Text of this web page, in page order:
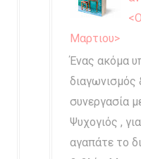
Μαρτιου>
Ένας ακόμα
διαγωνισμός
συνεργασία
Ψυχογιός ,
αγαπάτε το